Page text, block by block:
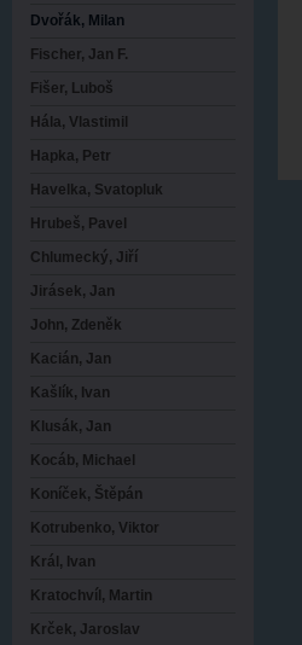
Dvořák, Milan
Fischer, Jan F.
Fišer, Luboš
Hála, Vlastimil
Hapka, Petr
Havelka, Svatopluk
Hrubeš, Pavel
Chlumecký, Jiří
Jirásek, Jan
John, Zdeněk
Kacián, Jan
Kašlík, Ivan
Klusák, Jan
Kocáb, Michael
Koníček, Štěpán
Kotrubenko, Viktor
Král, Ivan
Kratochvíl, Martin
Krček, Jaroslav